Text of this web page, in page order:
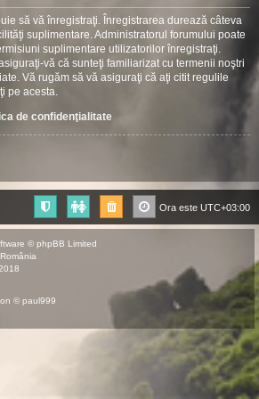
să vă înregistraţi. Înregistrarea durează câteva
suplimentare. Administratorul forumului poate
suplimentare utilizatorilor înregistraţi.
vă că sunteţi familiarizat cu termenii noştri
Vă rugăm să vă asiguraţi că aţi citit regulile
pe acesta.
de confidenţialitate
Ora este UTC+03:00
© phpBB Limited
© paul999